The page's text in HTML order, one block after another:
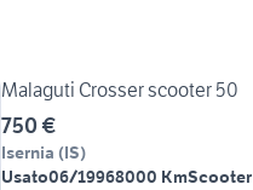
Malaguti Crosser scooter 50
750 €
Isernia (IS)
Usato06/19968000 KmScooter